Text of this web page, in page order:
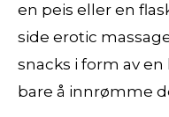
en peis eller en
side erotic
snacks i form av
bare å innrømme